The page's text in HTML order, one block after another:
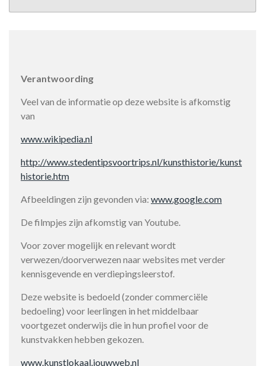
Verantwoording
Veel van de informatie op deze website is afkomstig
van
www.wikipedia.nl
http://www.stedentipsvoortrips.nl/kunsthistorie/kunst
historie.htm
Afbeeldingen zijn gevonden via: www.google.com
De filmpjes zijn afkomstig van Youtube.
Voor zover mogelijk en relevant wordt
verwezen/doorverwezen naar websites met verder
kennisgevende en verdiepingsleerstof.
Deze website is bedoeld (zonder commerciële
bedoeling) voor leerlingen in het middelbaar
voortgezet onderwijs die in hun profiel voor de
kunstvakken hebben gekozen.
www.kunstlokaal.jouwweb.nl